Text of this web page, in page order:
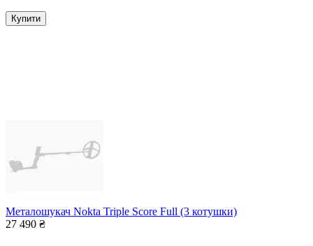
Купити
Металошукач Nokta Triple Score Full (3 котушки)
27 490 ₴